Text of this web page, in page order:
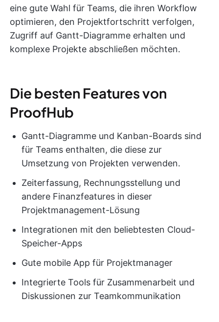
eine gute Wahl für Teams, die ihren Workflow
optimieren, den Projektfortschritt verfolgen,
Zugriff auf Gantt-Diagramme erhalten und
komplexe Projekte abschließen möchten.
Die besten Features von
ProofHub
Gantt-Diagramme und Kanban-Boards sind
für Teams enthalten, die diese zur
Umsetzung von Projekten verwenden.
Zeiterfassung, Rechnungsstellung und
andere Finanzfeatures in dieser
Projektmanagement-Lösung
Integrationen mit den beliebtesten Cloud-
Speicher-Apps
Gute mobile App für Projektmanager
Integrierte Tools für Zusammenarbeit und
Diskussionen zur Teamkommunikation